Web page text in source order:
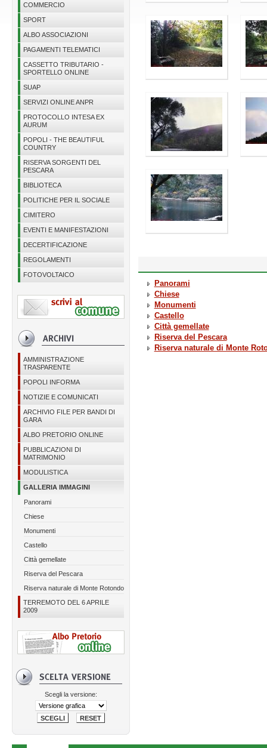
COMMERCIO
SPORT
ALBO ASSOCIAZIONI
PAGAMENTI TELEMATICI
CASSETTO TRIBUTARIO -
SPORTELLO ONLINE
SUAP
SERVIZI ONLINE ANPR
PROTOCOLLO INTESA EX
AURUM
POPOLI - THE BEAUTIFUL
COUNTRY
RISERVA SORGENTI DEL
PESCARA
BIBLIOTECA
POLITICHE PER IL SOCIALE
CIMITERO
EVENTI E MANIFESTAZIONI
DECERTIFICAZIONE
REGOLAMENTI
FOTOVOLTAICO
AMMINISTRAZIONE
TRASPARENTE
POPOLI INFORMA
NOTIZIE E COMUNICATI
ARCHIVIO FILE PER BANDI DI
GARA
ALBO PRETORIO ONLINE
PUBBLICAZIONI DI
MATRIMONIO
MODULISTICA
GALLERIA IMMAGINI
Panorami
Chiese
Monumenti
Castello
Città gemellate
Riserva del Pescara
Riserva naturale di Monte Rotondo
TERREMOTO DEL 6 APRILE
2009
Scegli la versione:
Panorami
Chiese
Monumenti
Castello
Città gemellate
Riserva del Pescara
Riserva naturale di Monte